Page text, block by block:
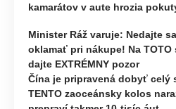
kamarátov v aute hrozia
Minister Ráž varuje: Nedajte sa
oklamať pri nákupe! Na TOTO
dajte EXTRÉMNY pozor
Čína je pripravená dobyť celý
TENTO zaoceánsky kolos